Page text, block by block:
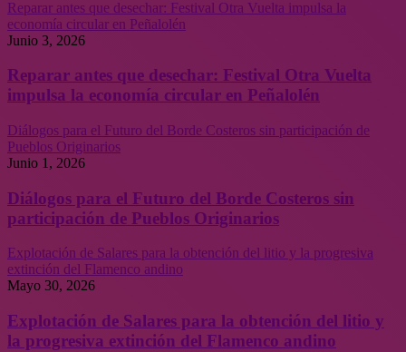
Reparar antes que desechar: Festival Otra Vuelta impulsa la
economía circular en Peñalolén
Junio 3, 2026
Reparar antes que desechar: Festival Otra Vuelta
impulsa la economía circular en Peñalolén
Diálogos para el Futuro del Borde Costeros sin participación de
Pueblos Originarios
Junio 1, 2026
Diálogos para el Futuro del Borde Costeros sin
participación de Pueblos Originarios
Explotación de Salares para la obtención del litio y la progresiva
extinción del Flamenco andino
Mayo 30, 2026
Explotación de Salares para la obtención del litio y
la progresiva extinción del Flamenco andino